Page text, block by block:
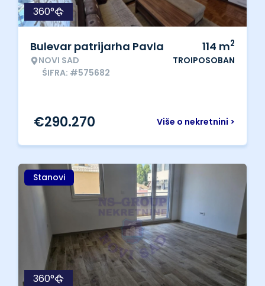
360°
Bulevar patrijarha Pavla
NOVI SAD
ŠIFRA: #575682
114 m2
TROIPOSOBAN
Više o nekretnini >
€290.270
Stanovi
360°